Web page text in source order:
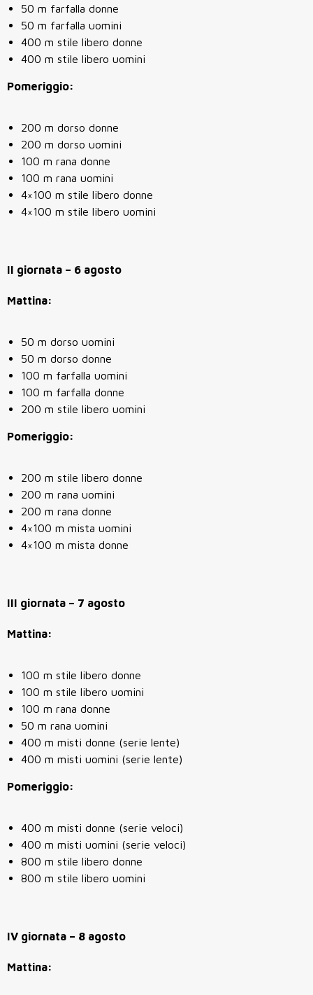
50 m farfalla donne
50 m farfalla uomini
400 m stile libero donne
400 m stile libero uomini
Pomeriggio:
200 m dorso donne
200 m dorso uomini
100 m rana donne
100 m rana uomini
4×100 m stile libero donne
4×100 m stile libero uomini
II giornata – 6 agosto
Mattina:
50 m dorso uomini
50 m dorso donne
100 m farfalla uomini
100 m farfalla donne
200 m stile libero uomini
Pomeriggio:
200 m stile libero donne
200 m rana uomini
200 m rana donne
4×100 m mista uomini
4×100 m mista donne
III giornata – 7 agosto
Mattina:
100 m stile libero donne
100 m stile libero uomini
100 m rana donne
50 m rana uomini
400 m misti donne (serie lente)
400 m misti uomini (serie lente)
Pomeriggio:
400 m misti donne (serie veloci)
400 m misti uomini (serie veloci)
800 m stile libero donne
800 m stile libero uomini
IV giornata – 8 agosto
Mattina: